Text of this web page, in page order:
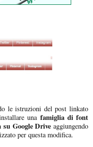
le istruzioni del post linkato
una famiglia di font
Google Drive aggiungendo
per questa modifica.